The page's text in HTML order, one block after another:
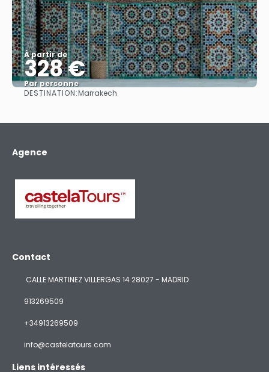
À partir de
328 €
Par personne
DESTINATION:Marrakech
Agence
Contact
CALLE MARTINEZ VILLERGAS 14 28027 - MADRID
913269509
+34913269509
info@castelatours.com
Liens intéressés